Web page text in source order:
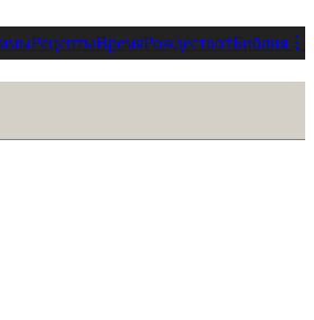
РецептыВремяРождество†Библия ⋮